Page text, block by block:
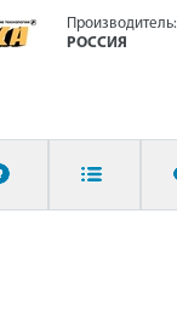
Производитель:
РОССИЯ